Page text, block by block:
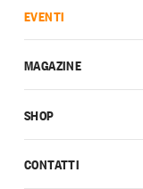
CONTATTI
EVENTI
MAGAZINE
SHOP